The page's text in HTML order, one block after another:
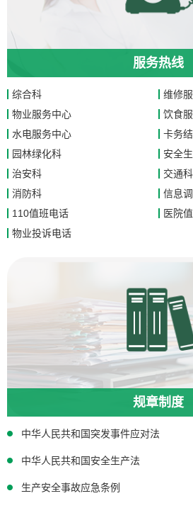
服务热线
综合科
维修
物业服务中心
饮食
水电服务中心
卡务
园林绿化科
安全
治安科
交通科
消防科
信息
110值班电话
医院
物业投诉电话
规章制度
中华人民共和国突发事件应对法
中华人民共和国安全生产法
生产安全事故应急条例